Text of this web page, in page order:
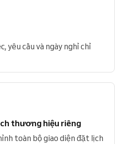
yêu cầu và ngày nghỉ chỉ
thương hiệu riêng
toàn bộ giao diện đặt lịch